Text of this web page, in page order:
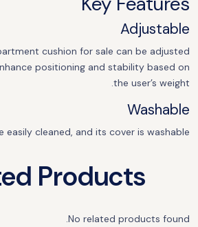
Adjustable
cushion for sale can be adjusted
positioning and stability based on
the user’s weight.
Washable
easily cleaned, and its cover is washable.
Products
No related products found.